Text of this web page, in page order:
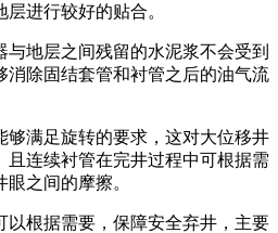
进行较好的贴合。
地层之间残留的水泥浆不会受到
消除固结套管和衬管之后的油气流
够满足旋转的要求，这对大位移井
且连续衬管在完井过程中可根据需
之间的摩擦。
以根据需要，保障安全弃井，主要